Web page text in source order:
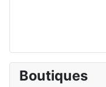
Boutiques